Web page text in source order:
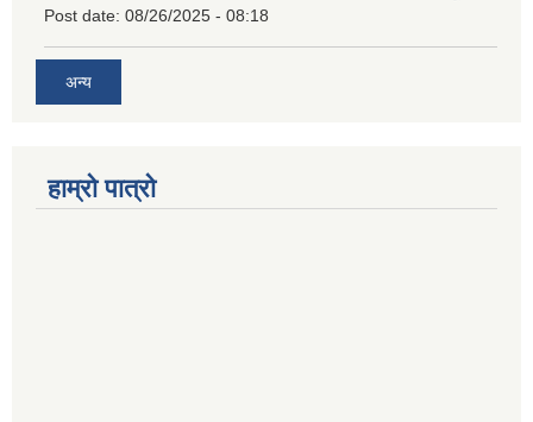
Post date: 08/26/2025 - 08:18
अन्य
हाम्रो पात्रो